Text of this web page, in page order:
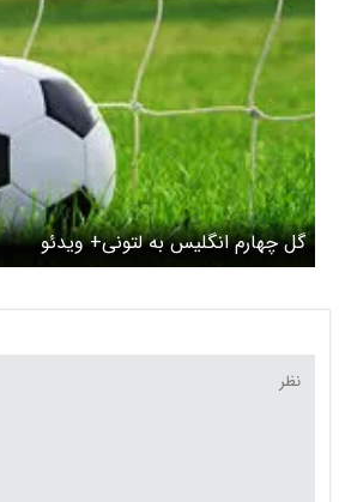
گل چهارم انگلیس به لتونی+ ویدئو